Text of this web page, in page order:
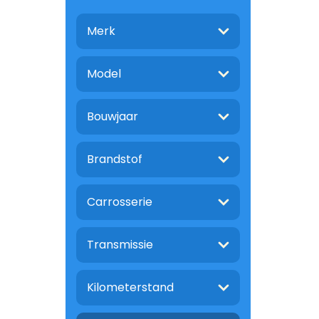
Merk
Model
Bouwjaar
Brandstof
Carrosserie
Transmissie
Kilometerstand